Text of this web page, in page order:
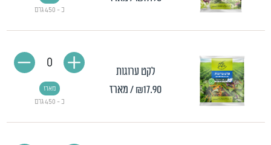
כ - 450 גרם
לקט ערוגות
₪17.90/ מארז
כ - 450 גרם
מארז
0